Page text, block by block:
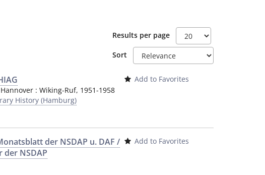
Results per page
Sort
: Wiking-Ruf, 1951-1958
History (Hamburg)
Add to Favorites
der NSDAP u. DAF /
der NSDAP
Add to Favorites